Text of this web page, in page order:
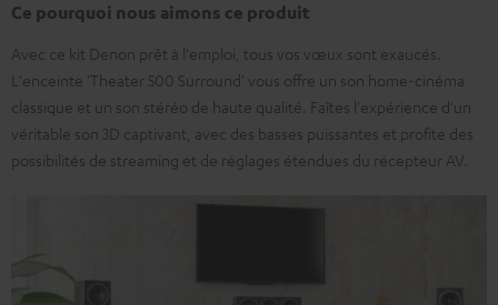
Ce pourquoi nous aimons ce produit
Avec ce kit Denon prêt à l'emploi, tous vos vœux sont exaucés.
L'enceinte 'Theater 500 Surround' vous offre un son home-cinéma
classique et un son stéréo de haute qualité. Faîtes l'expérience d'un
véritable son 3D captivant, avec des basses puissantes et profite des
possibilités de streaming et de réglages étendues du récepteur AV.